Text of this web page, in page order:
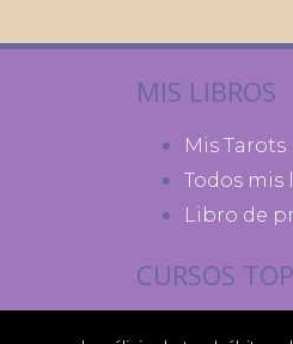
MIS LIBROS
Mis Tarots
Todos mis
Libro de
CURSOS TOP